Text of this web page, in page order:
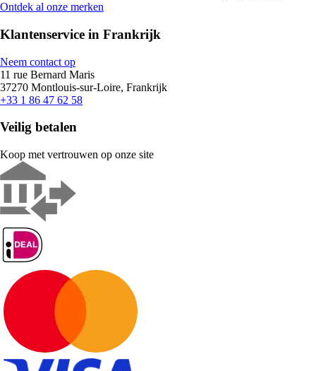
Ontdek al onze merken
Klantenservice in Frankrijk
Neem contact op
11 rue Bernard Maris
37270 Montlouis-sur-Loire, Frankrijk
+33 1 86 47 62 58
Veilig betalen
Koop met vertrouwen op onze site